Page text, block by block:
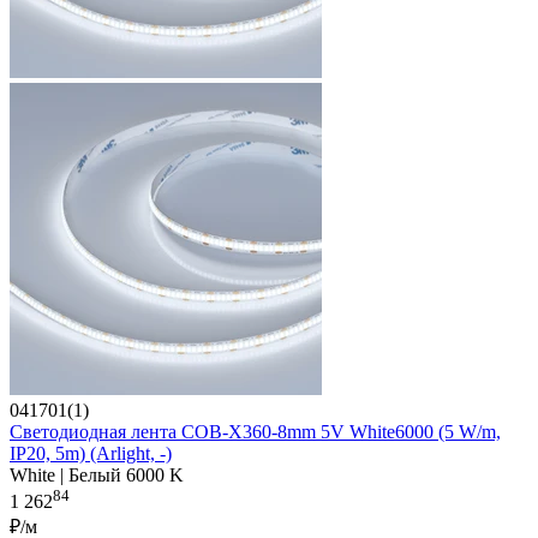
041701(1)
Светодиодная лента COB-X360-8mm 5V White6000 (5 W/m,
IP20, 5m) (Arlight, -)
White | Белый 6000 K
1 26284
₽/м